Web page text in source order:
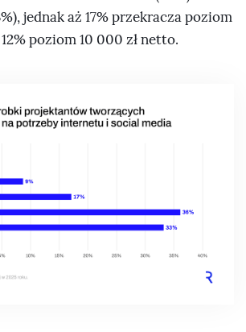
jednak aż 17% przekracza poziom
poziom 10 000 zł netto.